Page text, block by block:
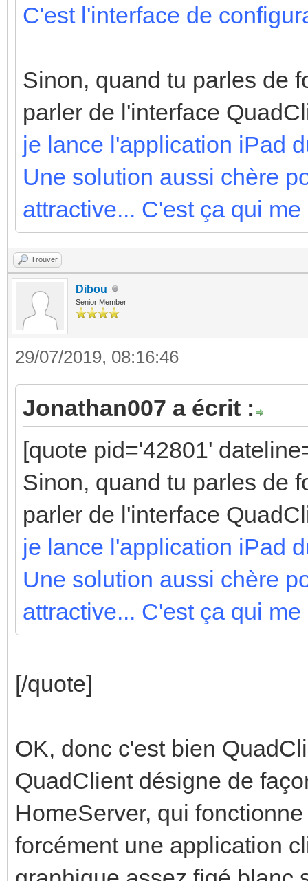
C'est l'interface de
Sinon, quand tu parles de
parler de l'interface
je lance l'application iPad
Une solution aussi chère
attractive... C'est ça qui
Trouver
Dibou
Senior Member
29/07/2019, 08:16:46
Jonathan007 a écrit :
[quote pid='42801'
Sinon, quand tu parles de
parler de l'interface
je lance l'application iPad
Une solution aussi chère
attractive... C'est ça qui
[/quote]
OK, donc c'est bien
QuadClient désigne de
HomeServer, qui
forcément une application